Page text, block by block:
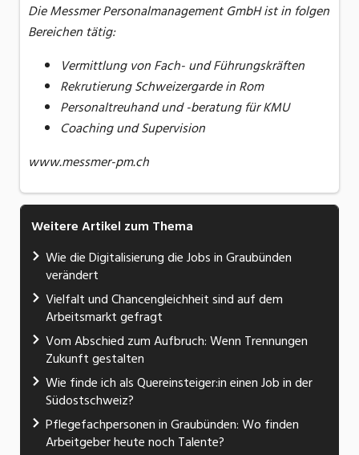
Die Messmer Personalmanagement GmbH ist in folgen
Bereichen tätig:
Vermittlung von Fach- und Führungskräften
Rekrutierung Schweizergarde in Rom
Personaltreuhand und -beratung für KMU
Coaching und Supervision
www.messmer-pm.ch
Weitere Artikel zum Thema
Wie die Digitalisierung die Jobs in Graubünden
verändert
Vielfalt und Chancengleichheit sind auf dem
Arbeitsmarkt gefragt
Vom Abschied zum Aufbruch: Wenn Trennungen
Zukunft gestalten
Wie finde ich als Quereinsteiger:in einen Job in der
Südostschweiz?
Pflegefachpersonen in Graubünden: Wo finden
Arbeitgeber heute noch Talente?